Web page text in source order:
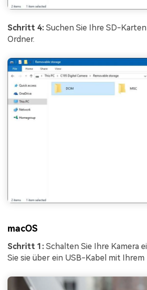
Schritt 4: Suchen Sie Ihre SD-
Ordner.
macOS
Schritt 1: Schalten Sie Ihre Kamera
Sie sie über ein USB-Kabel mit Ihrem